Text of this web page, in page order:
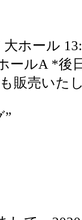
ホール
ールA *後
販売いた
”